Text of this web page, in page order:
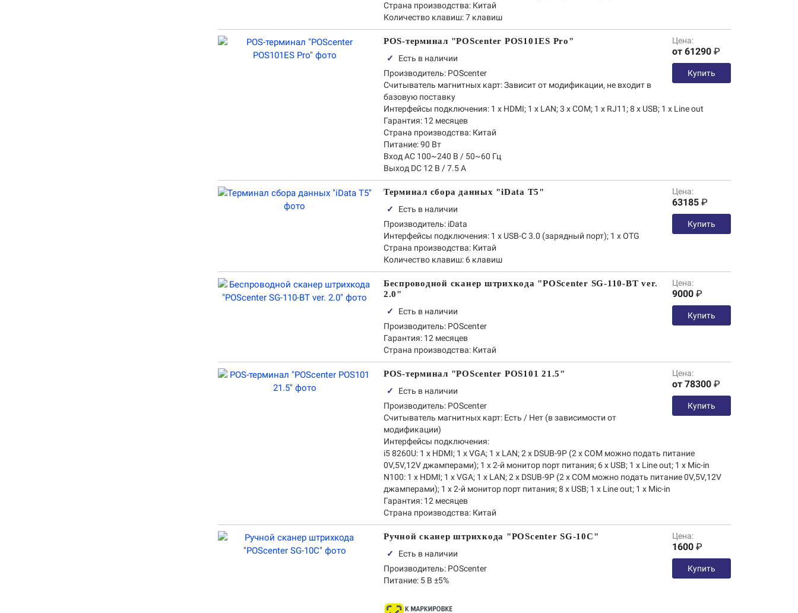
Страна производства:Китай
Количество клавиш:7 клавиш
Цена:
от 61290 ₽
Купить
POS-терминал "POScenter POS101ES Pro"
✓
Есть в наличии
Производитель:POScenter
Считыватель магнитных карт:Зависит от модификации, не входит в
базовую поставку
Интерфейсы подключения:1 x HDMI; 1 x LAN; 3 x COM; 1 х RJ11; 8 x USB; 1 x Line out
Гарантия:12 месяцев
Страна производства:Китай
Питание:90 Вт
Вход AC 100~240 В / 50~60 Гц
Выход DC 12 В / 7.5 А
Цена:
63185 ₽
Купить
Терминал сбора данных "iData T5"
✓
Есть в наличии
Производитель:iData
Интерфейсы подключения:1 х USB-С 3.0 (зарядный порт); 1 х OTG
Страна производства:Китай
Количество клавиш:6 клавиш
Цена:
9000 ₽
Купить
Беспроводной сканер штрихкода "POScenter SG-110-BT ver.
2.0"
✓
Есть в наличии
Производитель:POScenter
Гарантия:12 месяцев
Страна производства:Китай
Цена:
от 78300 ₽
Купить
POS-терминал "POScenter POS101 21.5"
✓
Есть в наличии
Производитель:POScenter
Считыватель магнитных карт:Есть / Нет (в зависимости от
модификации)
Интерфейсы подключения:
i5 8260U:1 x HDMI; 1 х VGA; 1 х LAN; 2 х DSUB-9P (2 х COM можно подать питание
0V,5V,12V джамперами); 1 х 2-й монитор порт питания; 6 х USB; 1 х Line out; 1 х Mic-in
N100:1 x HDMI; 1 х VGA; 1 х LAN; 2 х DSUB-9P (2 х COM можно подать питание 0V,5V,12V
джамперами); 1 х 2-й монитор порт питания; 8 х USB; 1 х Line out; 1 х Mic-in
Гарантия:12 месяцев
Страна производства:Китай
Цена:
1600 ₽
Купить
Ручной сканер штрихкода "POScenter SG-10C"
✓
Есть в наличии
Производитель:POScenter
Питание:5 В ±5%